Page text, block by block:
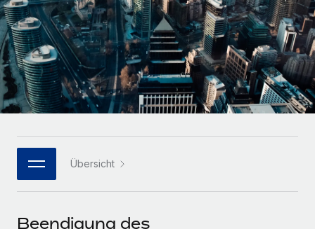
INFRASTRUKTUR
Remote Embedded
Nahtlose Integration der HR in bestehende Abläufe
Plattform
Integrierte HR-Kernfunktionen für dein Team
Verknüpfung beliebiger KI-Tools mit Remote über unser
MCP
Prozessoptimierung mit unverzichtbaren Business-
Unternehmen
Mittelstand
Maßgeschneiderte HR-Lösungen, um Teams zu
vergrößern
Enterprise
PARTNER WERDEN
Plattform
LERNEN MIT REMOTE
Forschung und Leitfäden
Fallstudien
Checklisten und Vorlagen
Bibliothek für Stellenbeschreibungen
Deutsch
Español
Italiano
Português (Portugal)
日本語
한국어
Übersicht
Beendigung des